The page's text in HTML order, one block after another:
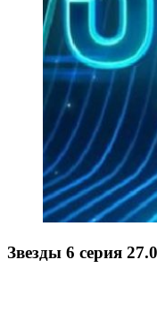
Звезды 6 серия